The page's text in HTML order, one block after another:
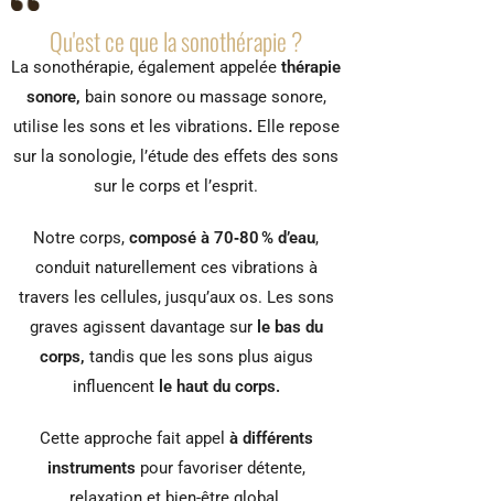
Qu'est ce que la sonothérapie ?
La sonothérapie, également appeléethérapie
sonore, bain sonore ou massage sonore,
utilise les sons et les vibrations. Elle repose
sur la sonologie, l’étude des effets des sons
sur le corps et l’esprit.
Notre corps,composé à 70‑80 % d’eau,
conduit naturellement ces vibrations à
travers les cellules, jusqu’aux os. Les sons
graves agissent davantage sur le bas du
corps, tandis que les sons plus aigus
influencent le haut du corps.
Cette approche fait appel à différents
instruments pour favoriser détente,